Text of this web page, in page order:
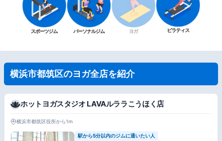
スポーツジム パーソナルジム ヨガ ピラティス
横浜市都筑区のヨガ全店を紹介
ホットヨガスタジオ LAVAルララこうほく店
横浜市都筑区役所から1m
駅から5分以内のジムに通いたい人